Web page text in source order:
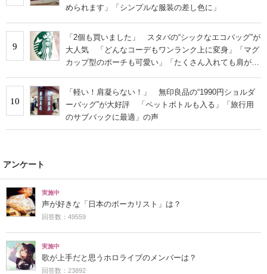
められます」「シンプルな服装の差し色に」
9
「2個も買いました」 スタバの“シックなエコバッグ”が
大人気 「どんなコーデもワンランク上に変身」「マグ
カップ型のポーチも可愛い」「たくさん入れても肩が痛
10
「軽い！肩凝らない！」 無印良品の“1990円ショルダ
ーバッグ”が大好評 「ペットボトルも入る」「旅行用
のサブバックに最適」の声
アンケート
実施中
声が好きな「日本のボーカリスト」は？
回答数：49559
実施中
歌が上手だと思うホロライブのメンバーは？
回答数：23892